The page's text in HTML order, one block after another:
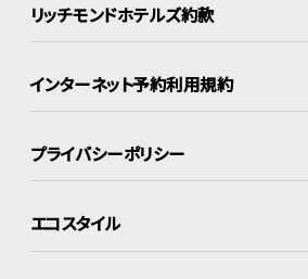
リッチモンドホテルズ約款
インターネット予約利用規約
プライバシーポリシー
エコスタイル